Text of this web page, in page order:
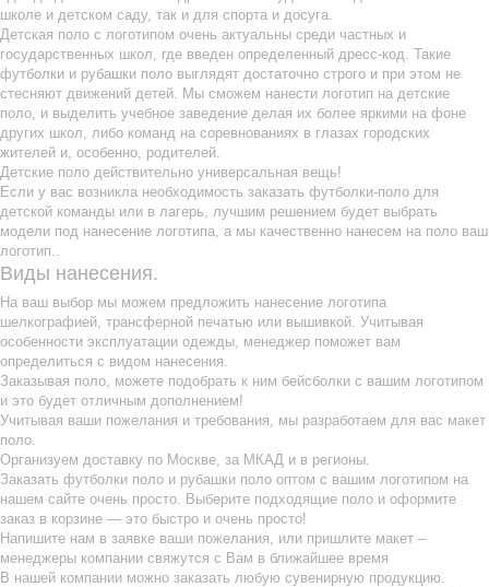
школе и детском саду, так и для спорта и досуга.
Детская поло с логотипом очень актуальны среди частных и
государственных школ, где введен определенный дресс-код. Такие
футболки и рубашки поло выглядят достаточно строго и при этом не
стесняют движений детей. Мы сможем нанести логотип на детские
поло, и выделить учебное заведение делая их более яркими на фоне
других школ, либо команд на соревнованиях в глазах городских
жителей и, особенно, родителей.
Детские поло действительно универсальная вещь!
Если у вас возникла необходимость заказать футболки-поло для
детской команды или в лагерь, лучшим решением будет выбрать
модели под нанесение логотипа, а мы качественно нанесем на поло ваш
логотип..
Виды нанесения.
На ваш выбор мы можем предложить нанесение логотипа
шелкографией, трансферной печатью или вышивкой. Учитывая
особенности эксплуатации одежды, менеджер поможет вам
определиться с видом нанесения.
Заказывая поло, можете подобрать к ним бейсболки с вашим логотипом
и это будет отличным дополнением!
Учитывая ваши пожелания и требования, мы разработаем для вас макет
поло.
Организуем доставку по Москве, за МКАД и в регионы.
Заказать футболки поло и рубашки поло оптом с вашим логотипом на
нашем сайте очень просто. Выберите подходящие поло и оформите
заказ в корзине — это быстро и очень просто!
Напишите нам в заявке ваши пожелания, или пришлите макет –
менеджеры компании свяжутся с Вам в ближайшее время
В нашей компании можно заказать любую сувенирную продукцию.